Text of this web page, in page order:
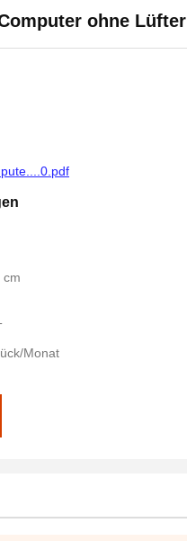
ohne Lüfter
cm
Monat